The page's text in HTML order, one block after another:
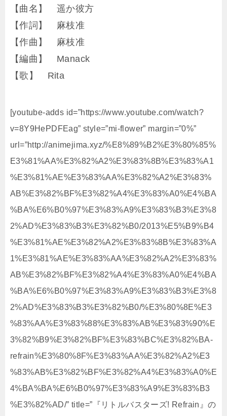
【曲名】 遥か彼方
【作詞】 麻枝准
【作曲】 麻枝准
【編曲】 Manack
【歌】 Rita
[youtube-adds id=”https://www.youtube.com/watch?
v=8Y9HePDFEag” style=”mi-flower” margin=”0%”
url=”http://animejima.xyz/%E8%89%B2%E3%80%85%
E3%81%AA%E3%82%A2%E3%83%8B%E3%83%A1
%E3%81%AE%E3%83%AA%E3%82%A2%E3%83%
AB%E3%82%BF%E3%82%A4%E3%83%A0%E4%BA
%BA%E6%B0%97%E3%83%A9%E3%83%B3%E3%8
2%AD%E3%83%B3%E3%82%B0/2013%E5%B9%B4
%E3%81%AE%E3%82%A2%E3%83%8B%E3%83%A
1%E3%81%AE%E3%83%AA%E3%82%A2%E3%83%
AB%E3%82%BF%E3%82%A4%E3%83%A0%E4%BA
%BA%E6%B0%97%E3%83%A9%E3%83%B3%E3%8
2%AD%E3%83%B3%E3%82%B0/%E3%80%8E%E3
%83%AA%E3%83%88%E3%83%AB%E3%83%90%E
3%82%B9%E3%82%BF%E3%83%BC%E3%82%BA-
refrain%E3%80%8F%E3%83%AA%E3%82%A2%E3
%83%AB%E3%82%BF%E3%82%A4%E3%83%A0%E
4%BA%BA%E6%B0%97%E3%83%A9%E3%83%B3
%E3%82%AD/” title=”『リトルバスターズ! Refrain』の